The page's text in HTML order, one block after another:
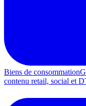
Biens de consommation
contenu retail, social et